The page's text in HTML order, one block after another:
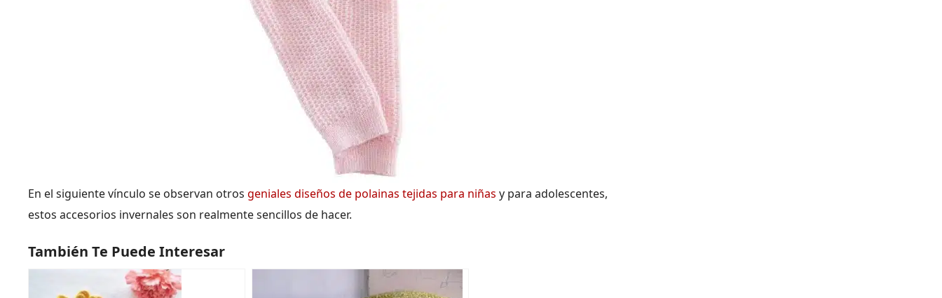
En el siguiente vínculo se observan otros geniales diseños de polainas tejidas para niñas y para adolescentes,
estos accesorios invernales son realmente sencillos de hacer.
También Te Puede Interesar